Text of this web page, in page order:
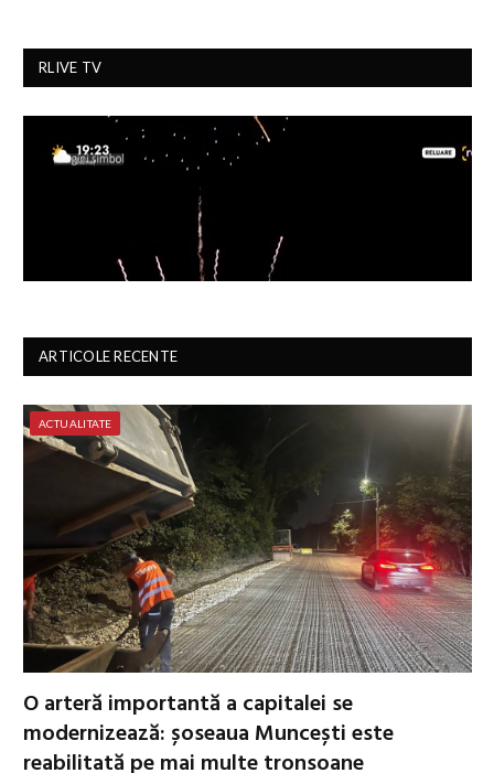
RLIVE TV
ARTICOLE RECENTE
ACTUALITATE
O arteră importantă a capitalei se
modernizează: șoseaua Muncești este
reabilitată pe mai multe tronsoane